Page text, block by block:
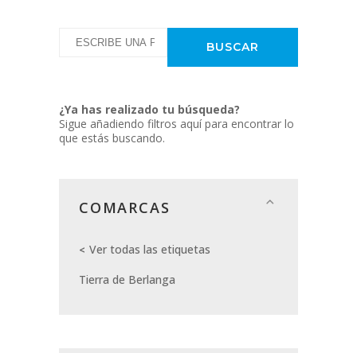
¿Ya has realizado tu búsqueda?
Sigue añadiendo filtros aquí para encontrar lo
que estás buscando.
COMARCAS
Ver todas las etiquetas
Tierra de Berlanga